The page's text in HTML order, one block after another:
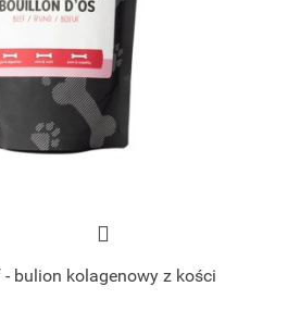
- bulion kolagenowy z kości